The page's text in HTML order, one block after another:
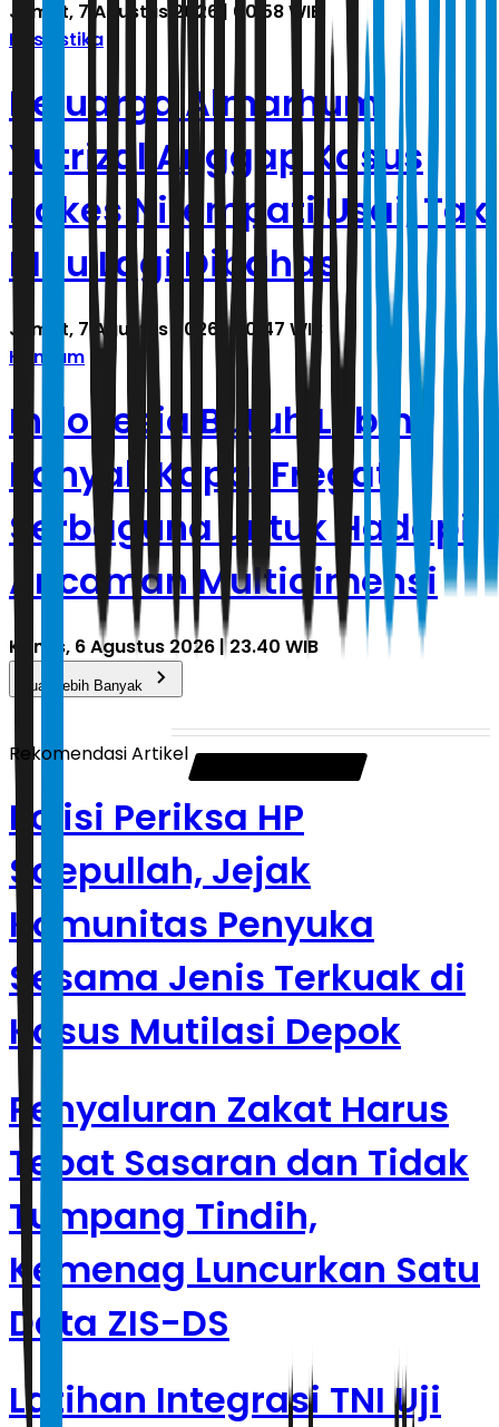
Jumat, 7 Agustus 2026 | 00.58 WIB
Kasuistika
Keluarga Almarhum
Yutrizal Anggap Kasus
Nakes Nirempati Usai, Tak
Mau Lagi Dibahas
Jumat, 7 Agustus 2026 | 00.47 WIB
Hankam
Indonesia Butuh Lebih
Banyak Kapal Fregat
Serbaguna untuk Hadapi
Ancaman Multidimensi
Kamis, 6 Agustus 2026 | 23.40 WIB
Muat Lebih Banyak
Rekomendasi Artikel
Polisi Periksa HP
Saepullah, Jejak
Komunitas Penyuka
Sesama Jenis Terkuak di
Kasus Mutilasi Depok
Penyaluran Zakat Harus
Tepat Sasaran dan Tidak
Tumpang Tindih,
Kemenag Luncurkan Satu
Data ZIS-DS
Latihan Integrasi TNI Uji